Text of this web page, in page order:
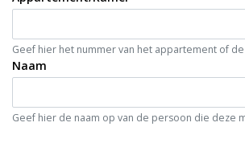
Geef hier het nummer van het appartement of
Naam
Geef hier de naam op van de persoon die deze